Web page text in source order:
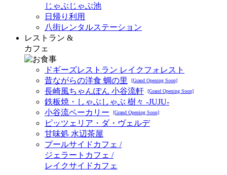
じゃぶじゃぶ池
日帰り利用
八街レンタルステーション
レストラン &
カフェ
ドギーズレストラン レイクフォレスト
昔ながらの洋食 蜩の里
[Grand Opening Soon]
長崎風ちゃんぽん 小谷流軒 [Grand Opening Soon]
鉄板焼・しゃぶしゃぶ 樹々 -JUJU-
小谷流ベーカリー
[Grand Opening Soon]
ピッツェリア・ダ・ヴェルデ
甘味処 水辺茶屋
プールサイドカフェ /
ジェラートカフェ /
レイクサイドカフェ